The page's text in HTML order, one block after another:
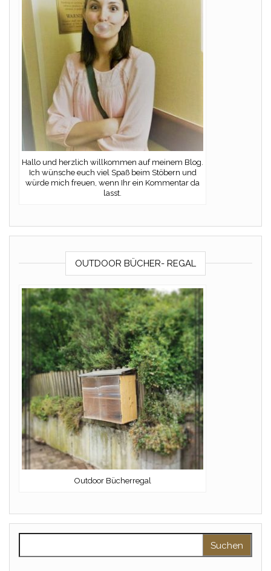
Hallo und herzlich willkommen auf meinem Blog.
Ich wünsche euch viel Spaß beim Stöbern und
würde mich freuen, wenn Ihr ein Kommentar da
lasst.
OUTDOOR BÜCHER- REGAL
Outdoor Bücherregal